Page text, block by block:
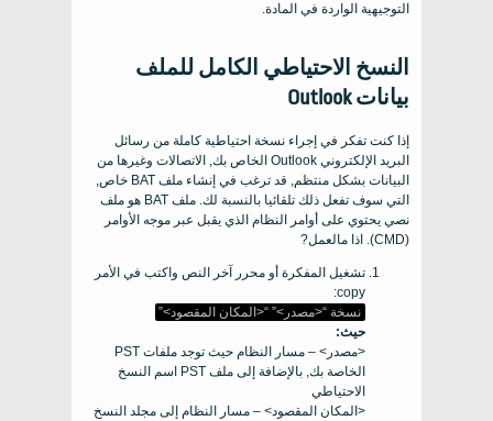
التوجيهية الواردة في المادة.
النسخ الاحتياطي الكامل للملف
بيانات Outlook
إذا كنت تفكر في إجراء نسخة احتياطية كاملة من رسائل
البريد الإلكتروني Outlook الخاص بك, الاتصالات وغيرها من
البيانات بشكل منتظم, قد ترغب في إنشاء ملف BAT خاص,
التي سوف تفعل ذلك تلقائيا بالنسبة لك. ملف BAT هو ملف
نصي يحتوي على أوامر النظام الذي يقبل عبر موجه الأوامر
(CMD). اذا مالعمل?
تشغيل المفكرة أو محرر آخر النص واكتب في الأمر
copy:
نسخة “<مصدر>” “<المكان المقصود>”
حيث:
<مصدر> – مسار النظام حيث توجد ملفات PST
الخاصة بك, بالإضافة إلى ملف PST اسم النسخ
الاحتياطي
<المكان المقصود> – مسار النظام إلى مجلد النسخ